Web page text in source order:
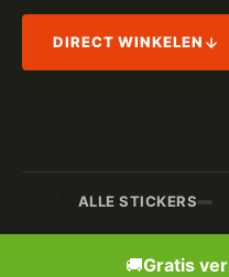
DIRECT WINKELEN
ALLE STICKERS
🚚Gratis